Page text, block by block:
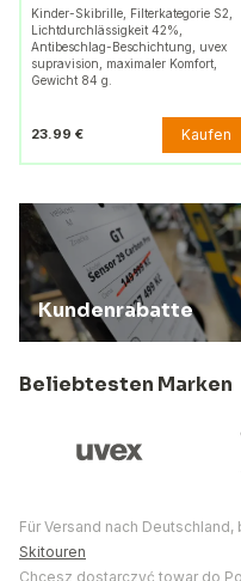
Kinder-Skibrille, Filterkategorie S2,
Lichtdurchlässigkeit 42%,
Antibeschlag-Beschichtung, uvex
supravision, maximaler Komfort,
Gewicht 84 g.
23.99 € Kaufen
Kundenrabatte
Beliebtesten Marken
Für Versand nach
Skitouren
Chcesz dostarczyć towar do